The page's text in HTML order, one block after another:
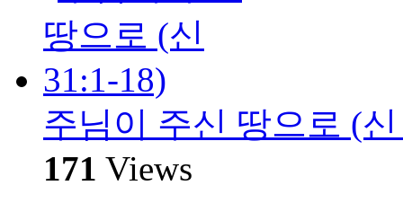
주님이 주신 땅으로 (
171 Views